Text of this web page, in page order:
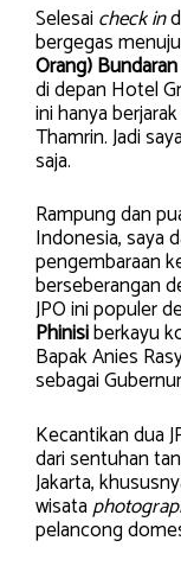
Selesai check in
bergegas
Orang)
di depan Hotel
ini hanya
Thamrin. Jadi
saja.
Rampung dan
Indonesia, saya
pengembaraan
berseberangan
JPO ini populer
Phinisiberkayu
Bapak Anies
sebagai
Kecantikan dua
dari sentuhan
Jakarta,
wisata
pelancong